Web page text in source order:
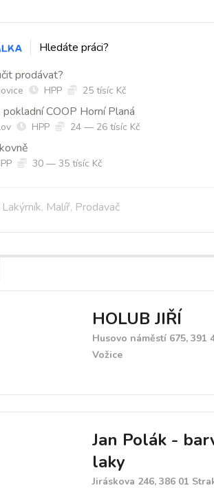
Hledáte práci?
prodávat?
HPP 25 tísíc Kč
COOP Horní Planá
HPP 24 — 26 tísíc Kč
30 — 35 tísíc Kč
Lakýrník, Malíř, Prodavač
HOLUB JIŘÍ
Husovo náměstí 675, 391
Vožice
Jan Polák -
laky
Jiráskova 246, 386 01